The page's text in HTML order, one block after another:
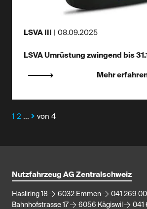
LSVA III 08.09.2025
LSVA Umrüstung zwingend bis
Mehr
1 2 ... von 4
Nutzfahrzeug AG Zentralschweiz
Hasliring 18 6032 Emmen
041 269
Bahnhofstrasse 17
6056 Kägiswil 041